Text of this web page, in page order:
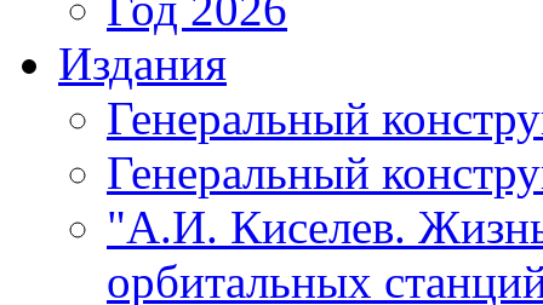
Издания
Генеральный
Генеральный
"А.И. Киселев.
орбитальных